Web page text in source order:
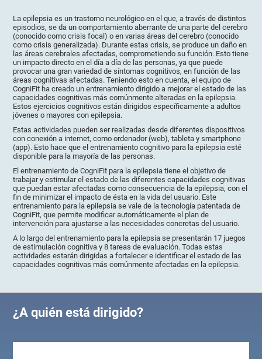
La epilepsia es un trastorno neurológico en el que, a través de distintos
episodios, se da un comportamiento aberrante de una parte del cerebro
(conocido como crisis focal) o en varias áreas del cerebro (conocido
como crisis generalizada). Durante estas crisis, se produce un daño en
las áreas cerebrales afectadas, comprometiendo su función. Esto tiene
un impacto directo en el día a día de las personas, ya que puede
provocar una gran variedad de síntomas cognitivos, en función de las
áreas cognitivas afectadas. Teniendo esto en cuenta, el equipo de
CogniFit ha creado un entrenamiento dirigido a mejorar el estado de las
capacidades cognitivas más comúnmente alteradas en la epilepsia.
Estos ejercicios cognitivos están dirigidos específicamente a adultos
jóvenes o mayores con epilepsia.
Estas actividades pueden ser realizadas desde diferentes dispositivos
con conexión a internet, como ordenador (web), tableta y smartphone
(app). Esto hace que el entrenamiento cognitivo para la epilepsia esté
disponible para la mayoría de las personas.
El entrenamiento de CogniFit para la epilepsia tiene el objetivo de
trabajar y estimular el estado de las diferentes capacidades cognitivas
que puedan estar afectadas como consecuencia de la epilepsia, con el
fin de minimizar el impacto de ésta en la vida del usuario. Este
entrenamiento para la epilepsia se vale de la tecnología patentada de
CogniFit, que permite modificar automáticamente el plan de
intervención para ajustarse a las necesidades concretas del usuario.
A lo largo del entrenamiento para la epilepsia se presentarán 17 juegos
de estimulación cognitiva y 8 tareas de evaluación. Todas estas
actividades estarán dirigidas a fortalecer e identificar el estado de las
capacidades cognitivas más comúnmente afectadas en la epilepsia.
¿A quién está dirigido?